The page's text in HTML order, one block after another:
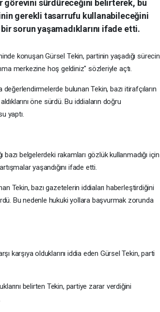
görevini sürdüreceğini belirterek, bu
gerekli tasarrufu kullanabileceğini
sorun yaşamadıklarını ifade etti.
konuşan Gürsel Tekin, partinin yaşadığı sürecin
merkezine hoş geldiniz" sözleriyle açtı.
bulunan Tekin, bazı itirafçıların
öne sürdü. Bu iddiaların doğru
yaptı.
bazı belgelerdeki rakamları gözlük kullanmadığı için
yaşandığını ifade etti.
Tekin, bazı gazetelerin iddiaları haberleştirdiğini
Bu nedenle hukuki yollara başvurmak zorunda
karşıya olduklarını iddia eden Gürsel Tekin, parti
belirten Tekin, partiye zarar verdiğini